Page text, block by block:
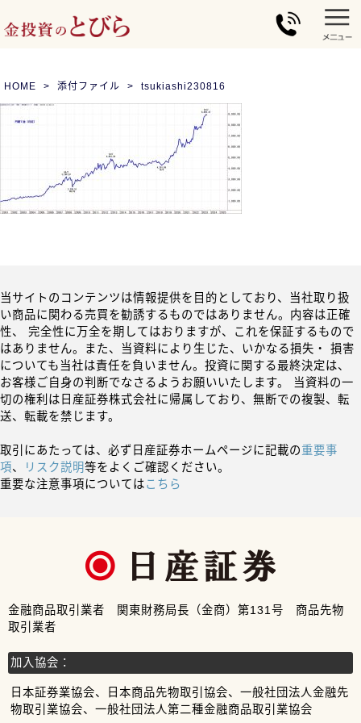
HOME 添付ファイル tsukiashi230816
当サイトのコンテンツは情報提供を目的としており、当社取り扱
い商品に関わる売買を勧誘するものではありません。内容は正確
性、 完全性に万全を期してはおりますが、これを保証するもので
はありません。また、当資料により生じた、いかなる損失・ 損害
についても当社は責任を負いません。投資に関する最終決定は、
お客様ご自身の判断でなさるようお願いいたします。 当資料の一
切の権利は日産証券株式会社に帰属しており、無断での複製、転
送、転載を禁じます。
取引にあたっては、必ず日産証券ホームページに記載の重要事
項、 リスク説明等をよくご確認ください。
重要な注意事項についてはこちら
金融商品取引業者 関東財務局長（金商）第131号 商品先物
取引業者
加入協会：
日本証券業協会、日本商品先物取引協会、一般社団法人金融先
物取引業協会、一般社団法人第二種金融商品取引業協会